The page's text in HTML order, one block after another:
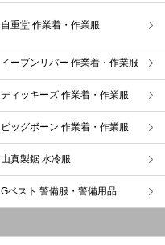
自重堂 作業着・作業服
イーブンリバー 作業着・作業服
ディッキーズ 作業着・作業服
ビッグボーン 作業着・作業服
山真製鋸 水冷服
Gベスト 警備服・警備用品